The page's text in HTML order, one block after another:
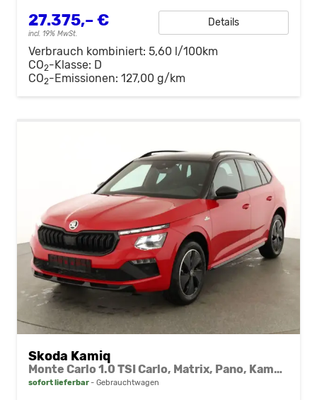
27.375,– €
incl. 19% MwSt.
Details
Verbrauch kombiniert: 5,60 l/100km
CO2-Klasse: D
CO2-Emissionen: 127,00 g/km
Skoda Kamiq
Monte Carlo 1.0 TSI Carlo, Matrix, Pano, Kamera, Winter, 17-Zoll
sofort lieferbar Gebrauchtwagen